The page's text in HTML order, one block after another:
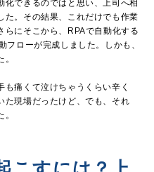
できるのではと思い、上司へ相
た。その結果、これだけでも作業
らにそこから、RPAで自動化する
フローが完成しました。しかも、
痛くて泣けちゃうくらい辛く
現場だったけど、でも、それ